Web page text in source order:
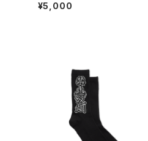
¥5,000